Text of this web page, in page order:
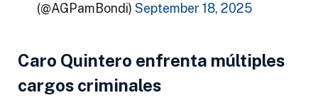
(@AGPamBondi) September 18, 2025
Caro Quintero enfrenta múltiples
cargos criminales